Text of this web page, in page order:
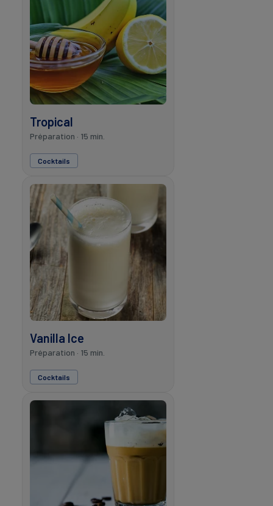
Tropical
Préparation · 15 min.
Cocktails
Vanilla Ice
Préparation · 15 min.
Cocktails